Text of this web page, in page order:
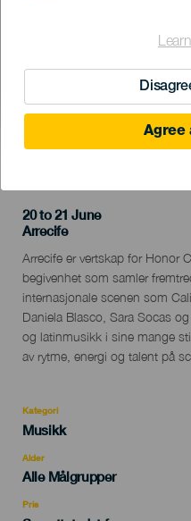
Agree
20 to 21 June
Localidad
Arrecife
Descripción
del
evento
Arrecife er vertskap for Honor
begivenhet som samler
internasjonale scenen som
Daniela Blasco, Sara Socas
og latinmusikk i sine mange
av rytme, energi og talent på
Kategori
Categoría
evento
Musikk
Alder
Edad
Recomendada
Alle Målgrupper
Pris